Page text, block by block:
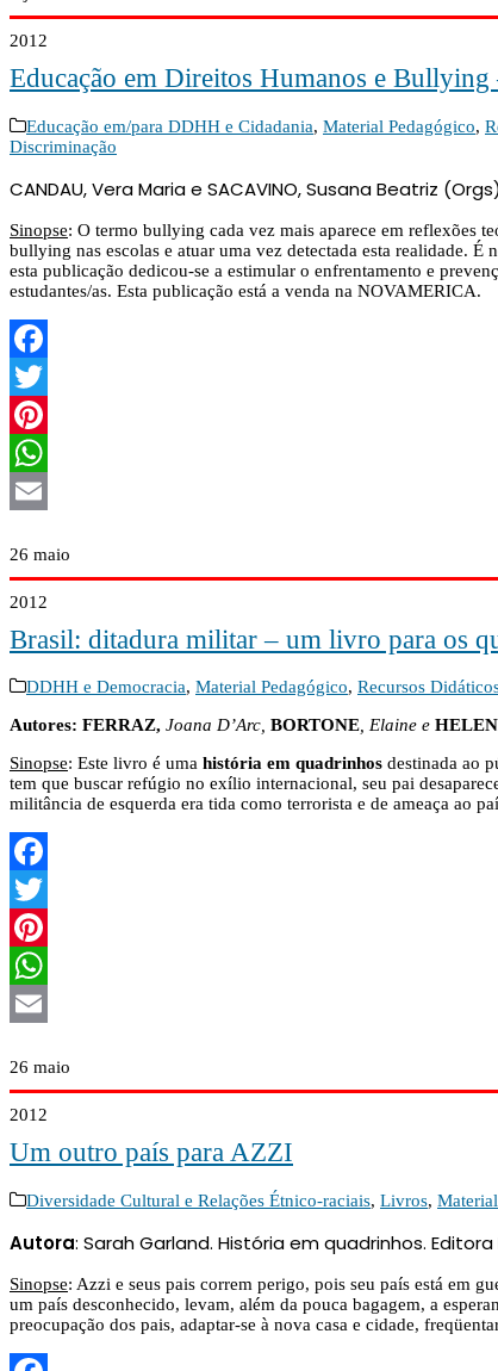
2012
Educação em Direitos Humanos e
Educação em/para DDHH e Cidadania, Material Pedagógico,
Discriminação
CANDAU, Vera Maria e SACAVINO, Susana Beatriz (Orgs).
Sinopse: O termo bullying cada vez mais aparece em reflexões
bullying nas escolas e atuar uma vez detectada esta realidade.
esta publicação dedicou-se a estimular o enfrentamento e
estudantes/as. Esta publicação está a venda na NOVAMERICA.
Facebook
Twitter
Pinterest
WhatsApp
26 maio
2012
Brasil: ditadura militar – um livro para os
DDHH e Democracia, Material Pedagógico, Recursos
Autores: FERRAZ, Joana D’Arc, BORTONE, Elaine e
Sinopse: Este livro é uma história em quadrinhos destinada ao
tem que buscar refúgio no exílio internacional, seu pai
militância de esquerda era tida como terrorista e de ameaça ao
Facebook
Twitter
Pinterest
WhatsApp
26 maio
2012
Um outro país para AZZI
Diversidade Cultural e Relações Étnico-raciais, Livros,
Autora: Sarah Garland. História em quadrinhos. Editora
Sinopse: Azzi e seus pais correm perigo, pois seu país está em
um país desconhecido, levam, além da pouca bagagem, a
preocupação dos pais, adaptar-se à nova casa e cidade,